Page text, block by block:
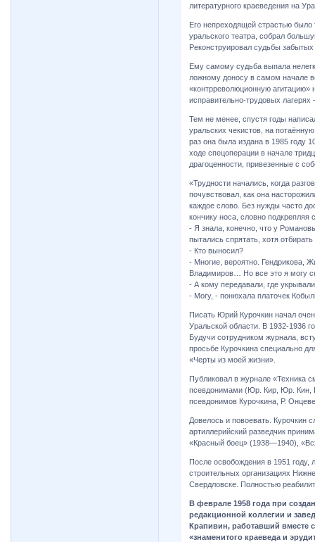
литературного краеведения на
Его непреходящей страстью было
уральского театра, собрал
Реконструировал судьбы забытых
Ему самому судьба выпала
ложному доносу в самом начале
«контрреволюционную
исправительно-трудовых лагерях
Тем не менее, спустя годы
уральских чекистов, на
раз она была издана в 1985 году
ходе спецоперации в начале
драгоценности, привезенные с
«Трудности начались, когда
почувствовал, как она
каждое слово. Без нужды часто
кончику носа, словно подкрепляя
- Я знала, конечно, что у
пытались спрятать, хотя
- Кто выносил?
- Многие, вероятно. Гендрикова,
Владимиров… Но все это я могу
- А кому передавали, где
- Могу, - понюхала платочек
Писать Юрий Курочкин начал
Уральской области. В 1932-1936
Будучи сотрудником журнала,
просьбе Курочкина специально
«Черты из моей жизни».
Публиковал в журнале «Техника
псевдонимами (Юр. Кир, Юр. Кин,
псевдонимов Курочкина, Р.
Довелось и повоевать. Курочкин
артиллерийский разведчик
«Красный боец» (1938—1940),
После освобождения в 1951
строительных организациях
Свердловске. Полностью
В феврале 1958 года при
редакционной коллегии и
Крапивин, работавший вместе
«знаменитого краеведа и